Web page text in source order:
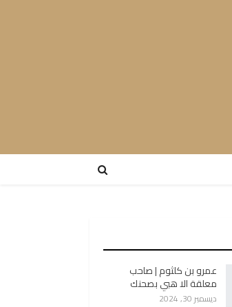
عمرو بن كلثوم | صاحب
معلقة الا هبي بصحنك
ديسمبر 30, 2024